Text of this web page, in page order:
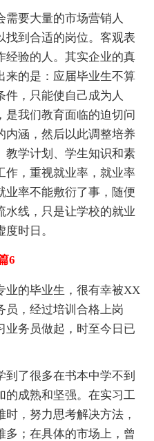
要大量的市场营销人
找到合适的岗位。客观表
经验的人。其实企业的真
来的是：应届毕业生不算
件，只能使自己成为人
是我们教育面临的迫切问
内涵，然后以此调整培养
教学计划、学生知识和素
作，重视就业率，就业率
业率不能敷衍了事，随便
水线，只是让学校的就业
时日。
6
的毕业生，很有幸被XX
员，经过培训合格上岗
业务员做起，时至今日已
了很多在书本中学不到
的成熟和坚强。在实习工
，努力思考解决方法，
多；在具体的市场上，曾